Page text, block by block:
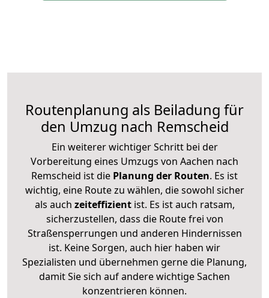
Routenplanung als Beiladung für
den Umzug nach Remscheid
Ein weiterer wichtiger Schritt bei der
Vorbereitung eines Umzugs von Aachen nach
Remscheid ist die Planung der Routen. Es ist
wichtig, eine Route zu wählen, die sowohl sicher
als auch zeiteffizientist. Es ist auch ratsam,
sicherzustellen, dass die Route frei von
Straßensperrungen und anderen Hindernissen
ist. Keine Sorgen, auch hier haben wir
Spezialisten und übernehmen gerne die Planung,
damit Sie sich auf andere wichtige Sachen
konzentrieren können.